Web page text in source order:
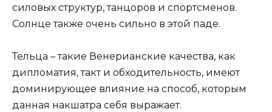
силовых структур, танцоров и спортсменов.
Солнце также очень сильно в этой паде.
Тельца – такие Венерианские качества, как
дипломатия, такт и обходительность, имеют
доминирующее влияние на способ, которым
данная накшатра себя выражает.